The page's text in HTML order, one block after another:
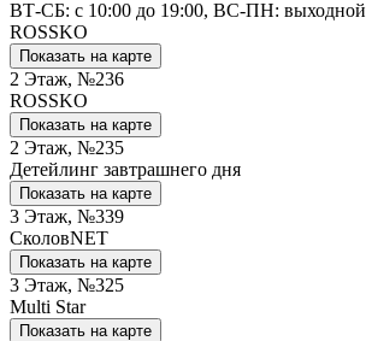
ВТ-СБ: с 10:00 до 19:00, ВС-ПН: выходной
ROSSKO
Показать на карте
2 Этаж, №236
ROSSKO
Показать на карте
2 Этаж, №235
Детейлинг завтрашнего дня
Показать на карте
3 Этаж, №339
СколовNET
Показать на карте
3 Этаж, №325
Multi Star
Показать на карте